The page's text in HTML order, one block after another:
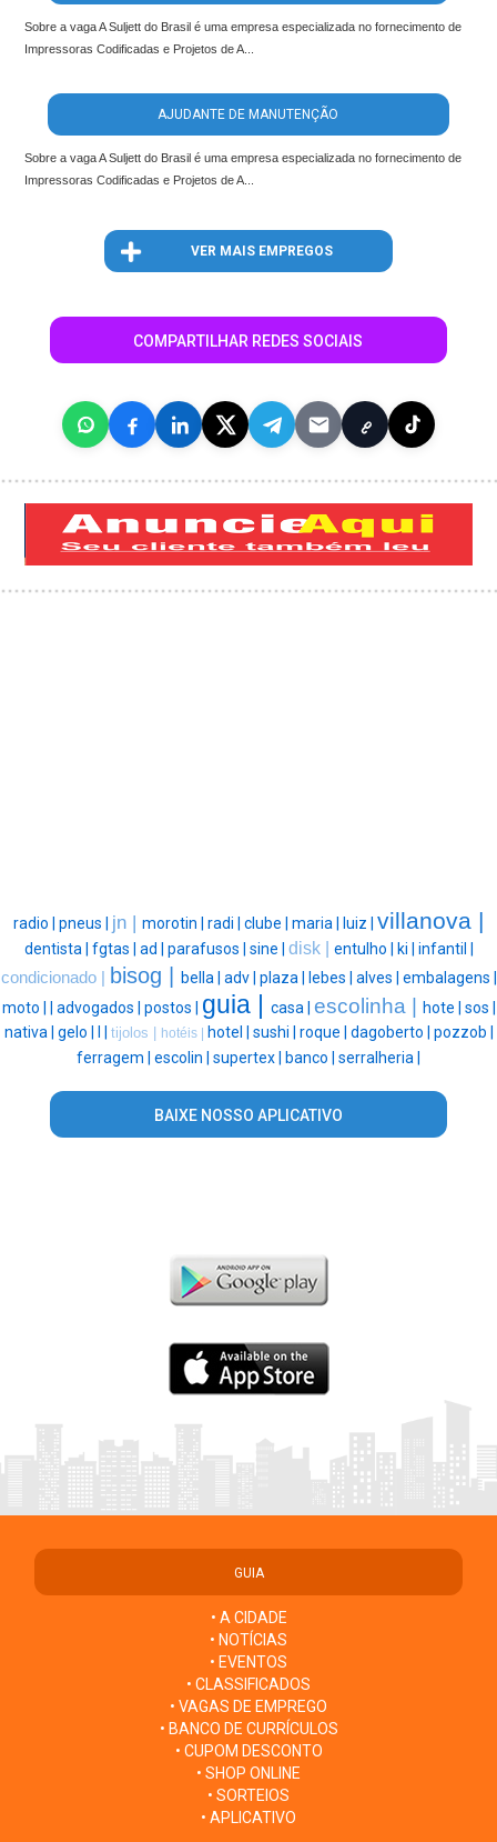
Sobre a vaga A Suljett do Brasil é uma empresa especializada no fornecimento de
Impressoras Codificadas e Projetos de A...
AJUDANTE DE MANUTENÇÃO
Sobre a vaga A Suljett do Brasil é uma empresa especializada no fornecimento de
Impressoras Codificadas e Projetos de A...
VER MAIS EMPREGOS
COMPARTILHAR REDES SOCIAIS
radio | pneus | jn | morotin | radi | clube | maria | luiz | villanova |
dentista | fgtas | ad | parafusos | sine | disk | entulho | ki | infantil |
condicionado |
bisog | bella | adv | plaza | lebes | alves | embalagens |
moto |
advogados | postos | guia | casa | escolinha | hote | sos |
nativa | gelo | tijolos | hotéis | hotel | sushi | roque | dagoberto | pozzob |
ferragem | escolin | supertex | banco | serralheria |
BAIXE NOSSO APLICATIVO
GUIA
• A CIDADE
• NOTÍCIAS
• EVENTOS
• CLASSIFICADOS
• VAGAS DE EMPREGO
• BANCO DE CURRÍCULOS
• CUPOM DESCONTO
• SHOP ONLINE
• SORTEIOS
• APLICATIVO